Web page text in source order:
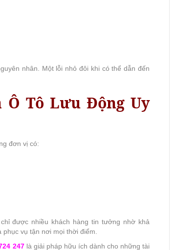
nhân. Một lỗi nhỏ đôi khi có thể dẫn đến
Tô Lưu Động Uy
đơn vị có:
được nhiều khách hàng tin tưởng nhờ khả
vụ tận nơi mọi thời điểm.
247là giải pháp hữu ích dành cho những tài